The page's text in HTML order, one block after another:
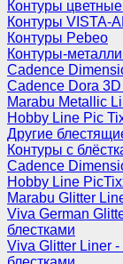
Контуры
Контуры VISTA-
Контуры Pebeo
Контуры-
Cadence
Cadence Dora
Marabu Metallic
Hobby Line Pic
Другие
Контуры с
Cadence
Hobby Line
Marabu Glitter
Viva German
блестками
Viva Glitter Liner